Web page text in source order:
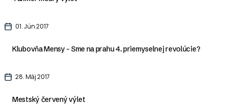
01. Jún 2017
Klubovňa Mensy - Sme na prahu 4. priemyselnej revolúcie?
28. Máj 2017
Mestský červený výlet